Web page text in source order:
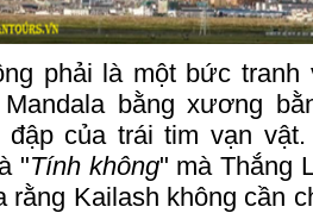
phải là một bức tranh
bằng xương
đập của trái tim vạn
"Tính không" mà Thắng
rằng Kailash không cần